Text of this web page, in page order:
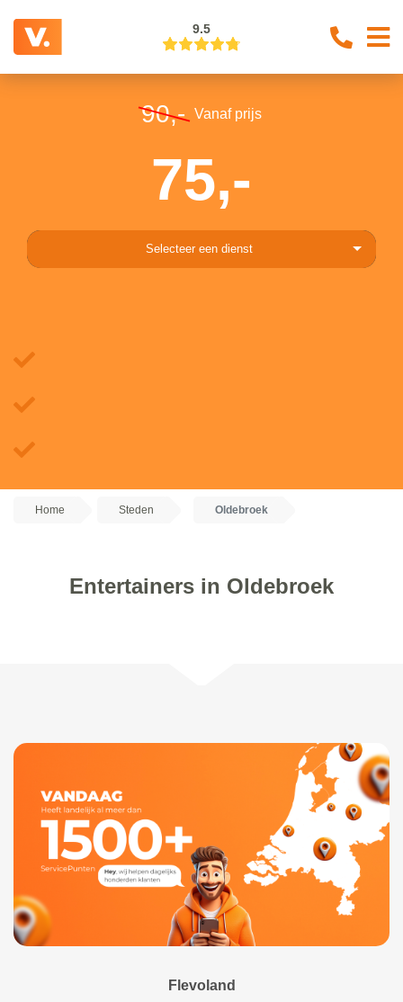
9.5
90,- Vanaf prijs
75,-
Selecteer een dienst
Home Steden Oldebroek
Entertainers in Oldebroek
Flevoland